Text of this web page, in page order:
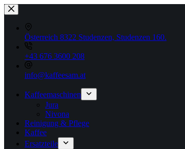
Zum
Inhalt
springen
Österreich 8322 Studenzen, Studenzen 160.
+43 676 3600 208
info@kaffeesam.at
Kaffeemaschinen
Jura
Nivona
Reinigung & Pflege
Kaffee
Ersatzteile